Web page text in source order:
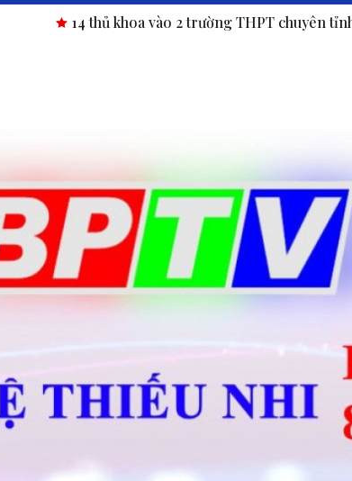
14 thủ khoa vào 2 trường THPT chuyên tỉnh Bình